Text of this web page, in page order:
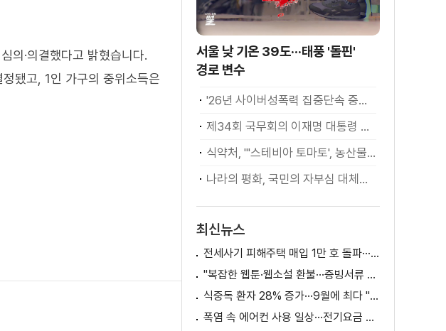
의·의결했다고 밝혔습니다.
됐고, 1인 가구의 중위소득은
서울 낮 기온 39도···태풍 '돌핀'
경로 변수
'26년 사이버성폭력 집중단속 중간성과 발표···향후 추진계획은?
제34회 국무회의 이재명 대통령 모두발언
식약처, "'스테비아 토마토', 농산물 아닌 가공식품"
나라의 평화, 국민의 자부심 대체불가 대한민국 이재명 대통령 모두말씀
최신뉴스
전세사기 피해주택 매입 1만 호 돌파···피해 지원 속도
"복잡한 웹툰·웹소설 환불···증빙서류 요구까지"
식중독 환자 28% 증가···9월에 최다 "입추 방심 금물"
폭염 속 에어컨 사용 일상···전기요금 줄이려면?